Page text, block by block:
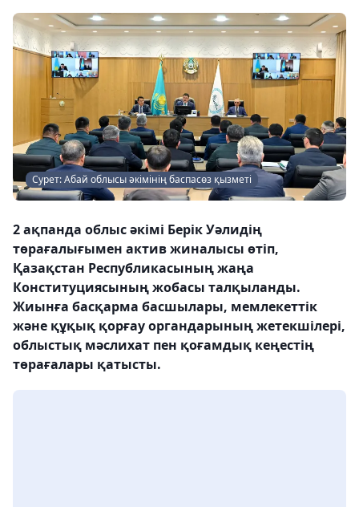
Сурет: Абай облысы әкімінің баспасөз қызметі
2 ақпанда облыс әкімі Берік Уәлидің
төрағалығымен актив жиналысы өтіп,
Қазақстан Республикасының жаңа
Конституциясының жобасы талқыланды.
Жиынға басқарма басшылары, мемлекеттік
және құқық қорғау органдарының жетекшілері,
облыстық мәслихат пен қоғамдық кеңестің
төрағалары қатысты.